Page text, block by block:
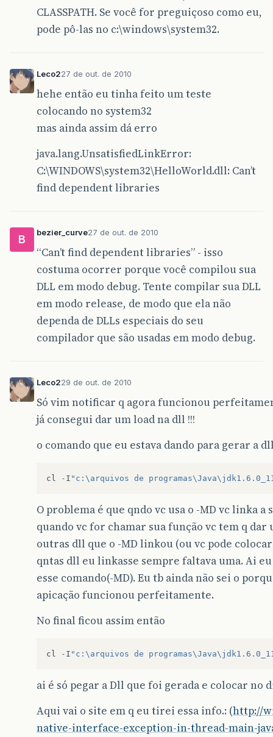
CLASSPATH. Se você for preguiçoso como eu,
pode pô-las no c:\windows\system32.
Leco227 de out. de 2010
hehe então eu tinha feito um teste
colocando no system32
mas ainda assim dá erro
java.lang.UnsatisfiedLinkError:
C:\WINDOWS\system32\HelloWorld.dll: Can’t
find dependent libraries
B
bezier_curve27 de out. de 2010
“Can’t find dependent libraries” - isso
costuma ocorrer porque você compilou sua
DLL em modo debug. Tente compilar sua DLL
em modo release, de modo que ela não
dependa de DLLs especiais do seu
compilador que são usadas em modo debug.
Leco229 de out. de 2010
Só vim notificar q agora funcionou
já consegui dar um load na dll !!!
o comando que eu estava dando para gerar a
cl - I "c:\arquivos de
O problema é que qndo vc usa o -MD vc linka
quando vc for chamar sua função vc tem q dar
outras dll que o -MD linkou (ou vc pode
qntas dll eu linkasse sempre faltava uma. Ai
esse comando(-MD). Eu tb ainda não sei o
apicação funcionou perfeitamente.
No final ficou assim então
cl - I "c:\arquivos de
ai é só pegar a Dll que foi gerada e colocar no
Aqui vai o site em q eu tirei essa info.: (http://
native-interface-exception-in-thread-main-